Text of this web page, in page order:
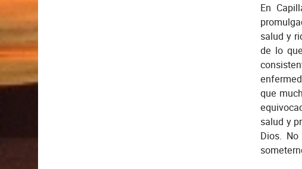
En
salud y
de lo
que
salud y
Dios.